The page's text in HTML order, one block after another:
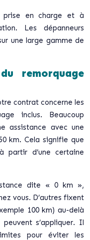
prise en charge et à
Les dépanneurs
une large gamme de
remorquage
contrat concerne les
inclus. Beaucoup
assistance avec une
km. Cela signifie que
partir d’une certaine
dite « 0 km »,
vous. D’autres fixent
100 km) au-delà
s’appliquer. Il
pour éviter les